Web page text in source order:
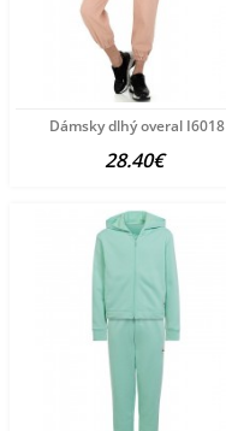
Dámsky dlhý overal I6018
28.40€